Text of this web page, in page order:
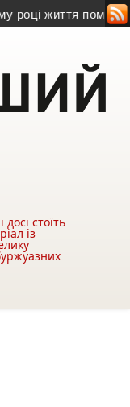
життя помер
стоїть
із